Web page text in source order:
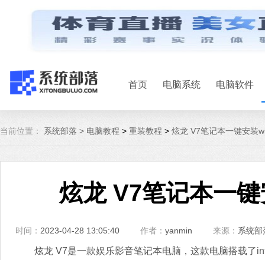
首页 电脑系统 电脑软件
当前位置： 系统部落 > 电脑教程 > 重装教程 > 炫龙 V7笔记本一键安装
炫龙 V7笔记本一
时间： 2023-04-28 13:05:40 作者： yanmin 来源： 系统部
炫龙 V7是一款娱乐影音笔记本电脑，这款电脑搭载了